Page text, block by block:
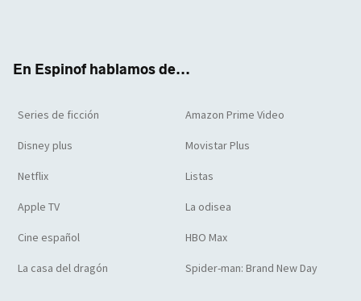
En Espinof hablamos de...
Series de ficción Amazon Prime Video
Disney plus Movistar Plus
Netflix Listas
Apple TV La odisea
Cine español HBO Max
La casa del dragón Spider-man: Brand New Day